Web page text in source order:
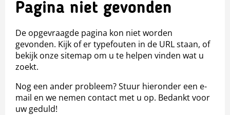
Pagina niet gevonden
De opgevraagde pagina kon niet worden
gevonden. Kijk of er typefouten in de URL staan, of
bekijk onze sitemap om u te helpen vinden wat u
zoekt.
Nog een ander probleem? Stuur hieronder een e-
mail en we nemen contact met u op. Bedankt voor
uw geduld!